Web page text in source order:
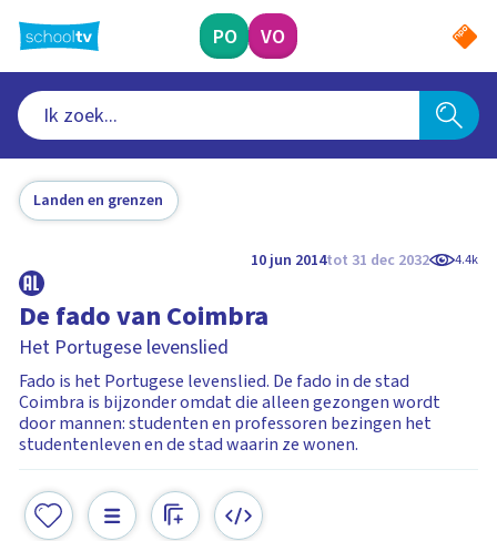
naar
hoofdinhoud
PO VO
Landen en grenzen
10 jun 2014tot 31 dec 2032 4.4k
De fado van Coimbra
Het Portugese levenslied
Fado is het Portugese levenslied. De fado in de stad
Coimbra is bijzonder omdat die alleen gezongen wordt
door mannen: studenten en professoren bezingen het
studentenleven en de stad waarin ze wonen.